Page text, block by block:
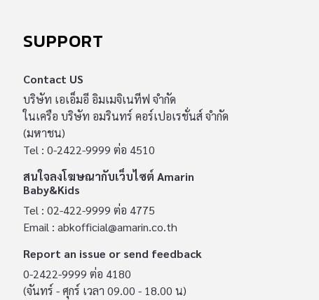
SUPPORT
Contact US
บริษัท เอเอ็มอี อิมเมจิเนทีฟ จำกัด
ในเครือ บริษัท อมรินทร์ คอร์เปอเรชั่นส์ จำกัด
(มหาชน)
Tel : 0-2422-9999 ต่อ 4510
สนใจลงโฆษณากับเว็บไซต์ Amarin
Baby&Kids
Tel : 02-422-9999 ต่อ 4775
Email : abkofficial@amarin.co.th
Report an issue or send feedback
0-2422-9999 ต่อ 4180
(จันทร์ - ศุกร์ เวลา 09.00 - 18.00 น)